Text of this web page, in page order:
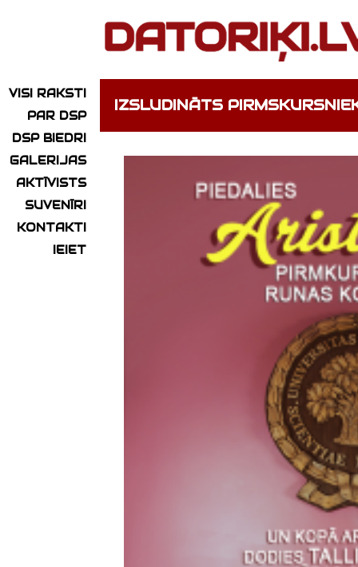
VISI RAKSTI
PAR DSP
DSP BIEDRI
GALERIJAS
AKTĪVISTS
SUVENĪRI
KONTAKTI
IEIET
IZSLUDINĀTS